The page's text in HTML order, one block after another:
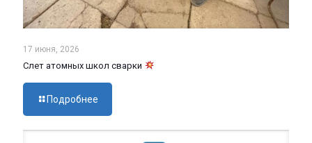
17 июня, 2026
Слет атомных школ сварки
Подробнее